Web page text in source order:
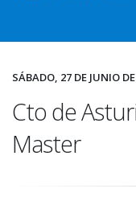
SÁBADO, 27 DE JUNIO
Cto de
Master